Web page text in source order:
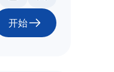
开始